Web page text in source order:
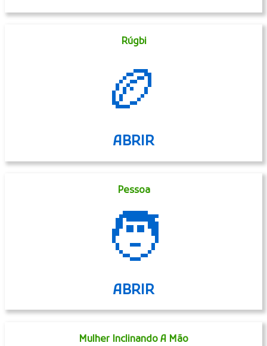
Rúgbi
🏉
ABRIR
Pessoa
🧑
ABRIR
Mulher Inclinando A Mão